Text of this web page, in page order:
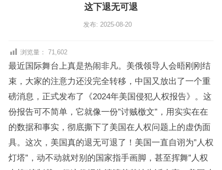
这下退无可退
发布: 2025-08-20
浏览量： 71,602
最近国际舞台上真是热闹非凡。美俄领导人会晤刚刚结
束，大家的注意力还没完全转移，中国又放出了一个重
磅消息，正式发布了《2024年美国侵犯人权报告》。这
份报告可不简单，它就像一份”讨贼檄文”，用实实在在
的数据和事实，彻底撕下了美国在人权问题上的虚伪面
具。这次，美国真的退无可退了！美国一直自诩为”人权
灯塔”，动不动就对别的国家指手画脚，甚至挥舞”人权